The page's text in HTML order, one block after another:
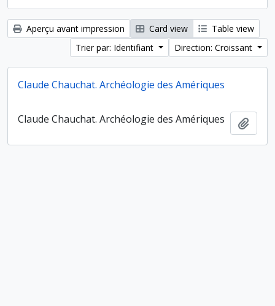
Aperçu avant impression Card view
Table view
Trier par: Identifiant
Direction: Croissant
Claude Chauchat. Archéologie des Amériques
Claude Chauchat. Archéologie des Amériques